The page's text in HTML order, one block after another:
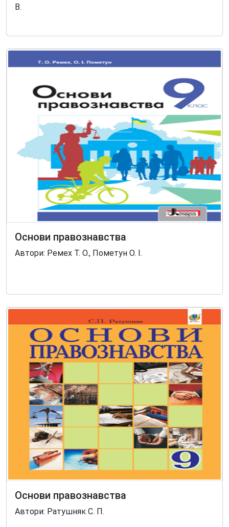
В.
Основи правознавства
Автори: Ремех Т. О., Пометун О. І.
Основи правознавства
Автори: Ратушняк С. П.